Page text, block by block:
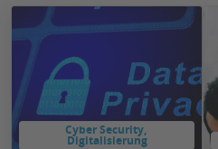
Cyber Security,
Digitalisierung